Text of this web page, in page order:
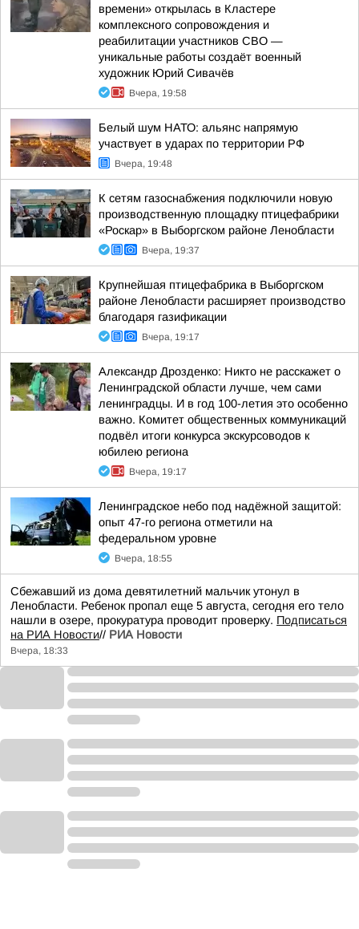
времени» открылась в Кластере
комплексного сопровождения и
реабилитации участников СВО —
уникальные работы создаёт военный
художник Юрий Сивачёв
Вчера, 19:58
Белый шум НАТО: альянс напрямую
участвует в ударах по территории РФ
Вчера, 19:48
К сетям газоснабжения подключили новую
производственную площадку птицефабрики
«Роскар» в Выборгском районе Ленобласти
Вчера, 19:37
Крупнейшая птицефабрика в Выборгском
районе Ленобласти расширяет производство
благодаря газификации
Вчера, 19:17
Александр Дрозденко: Никто не расскажет о
Ленинградской области лучше, чем сами
ленинградцы. И в год 100-летия это особенно
важно. Комитет общественных коммуникаций
подвёл итоги конкурса экскурсоводов к
юбилею региона
Вчера, 19:17
Ленинградское небо под надёжной защитой:
опыт 47-го региона отметили на
федеральном уровне
Вчера, 18:55
Сбежавший из дома девятилетний мальчик утонул в
Ленобласти. Ребенок пропал еще 5 августа, сегодня его тело
нашли в озере, прокуратура проводит проверку. Подписаться
на РИА Новости// РИА Новости
Вчера, 18:33